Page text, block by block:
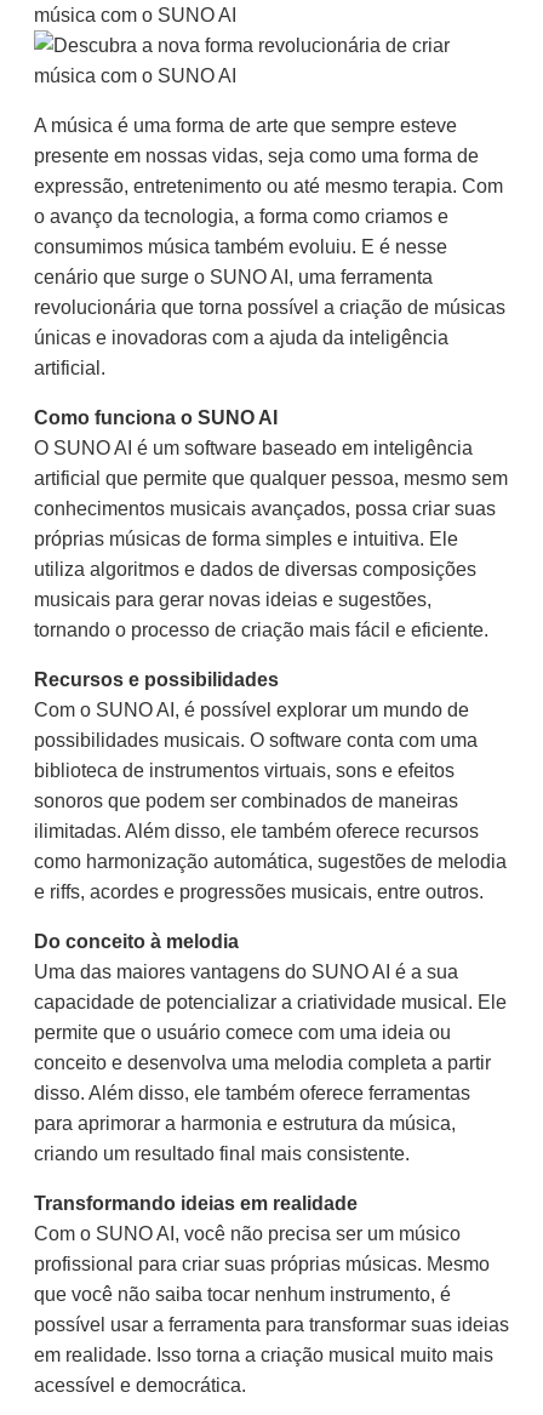
A música é uma forma de arte que sempre esteve
presente em nossas vidas, seja como uma forma de
expressão, entretenimento ou até mesmo terapia. Com
o avanço da tecnologia, a forma como criamos e
consumimos música também evoluiu. E é nesse
cenário que surge o SUNO AI, uma ferramenta
revolucionária que torna possível a criação de músicas
únicas e inovadoras com a ajuda da inteligência
artificial.
Como funciona o SUNO AI
O SUNO AI é um software baseado em inteligência
artificial que permite que qualquer pessoa, mesmo sem
conhecimentos musicais avançados, possa criar suas
próprias músicas de forma simples e intuitiva. Ele
utiliza algoritmos e dados de diversas composições
musicais para gerar novas ideias e sugestões,
tornando o processo de criação mais fácil e eficiente.
Recursos e possibilidades
Com o SUNO AI, é possível explorar um mundo de
possibilidades musicais. O software conta com uma
biblioteca de instrumentos virtuais, sons e efeitos
sonoros que podem ser combinados de maneiras
ilimitadas. Além disso, ele também oferece recursos
como harmonização automática, sugestões de melodia
e riffs, acordes e progressões musicais, entre outros.
Do conceito à melodia
Uma das maiores vantagens do SUNO AI é a sua
capacidade de potencializar a criatividade musical. Ele
permite que o usuário comece com uma ideia ou
conceito e desenvolva uma melodia completa a partir
disso. Além disso, ele também oferece ferramentas
para aprimorar a harmonia e estrutura da música,
criando um resultado final mais consistente.
Transformando ideias em realidade
Com o SUNO AI, você não precisa ser um músico
profissional para criar suas próprias músicas. Mesmo
que você não saiba tocar nenhum instrumento, é
possível usar a ferramenta para transformar suas ideias
em realidade. Isso torna a criação musical muito mais
acessível e democrática.